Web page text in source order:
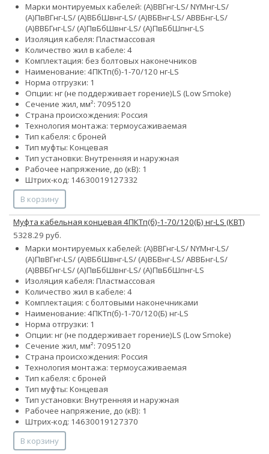
Марки монтируемых кабелей: (А)ВВГнг-LS/ NYMнг-LS/
(А)ПвВГнг-LS/ (А)ВБбШвнг-LS/ (А)ВБВнг-LS/ АВВБнг-LS/
(А)ВВБГнг-LS/ (А)ПвБбШвнг-LS/ (А)ПвБбШпнг-LS
Изоляция кабеля: Пластмассовая
Количество жил в кабеле: 4
Комплектация: без болтовых наконечников
Наименование: 4ПКТп(б)-1-70/120 нг-LS
Норма отгрузки: 1
Опции: нг (не поддерживает горение)LS (Low Smoke)
Сечение жил, мм²: 7095120
Страна происхождения: Россия
Технология монтажа: термоусаживаемая
Тип кабеля: с броней
Тип муфты: Концевая
Тип установки: Внутренняя и наружная
Рабочее напряжение, до (кВ): 1
Штрих-код: 14630019127332
В корзину
Муфта кабельная концевая 4ПКТп(б)-1-70/120(Б) нг-LS (КВТ)
5328.29 руб.
Марки монтируемых кабелей: (А)ВВГнг-LS/ NYMнг-LS/
(А)ПвВГнг-LS/ (А)ВБбШвнг-LS/ (А)ВБВнг-LS/ АВВБнг-LS/
(А)ВВБГнг-LS/ (А)ПвБбШвнг-LS/ (А)ПвБбШпнг-LS
Изоляция кабеля: Пластмассовая
Количество жил в кабеле: 4
Комплектация: с болтовыми наконечниками
Наименование: 4ПКТп(б)-1-70/120(Б) нг-LS
Норма отгрузки: 1
Опции: нг (не поддерживает горение)LS (Low Smoke)
Сечение жил, мм²: 7095120
Страна происхождения: Россия
Технология монтажа: термоусаживаемая
Тип кабеля: с броней
Тип муфты: Концевая
Тип установки: Внутренняя и наружная
Рабочее напряжение, до (кВ): 1
Штрих-код: 14630019127370
В корзину